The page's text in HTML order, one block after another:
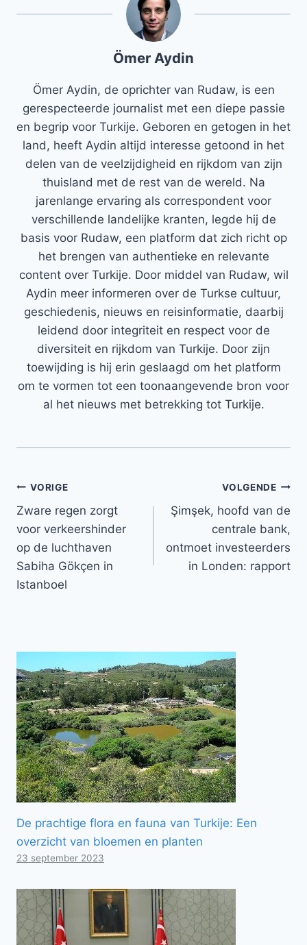
Ömer Aydin
Ömer Aydin, de oprichter van Rudaw, is een
gerespecteerde journalist met een diepe passie
en begrip voor Turkije. Geboren en getogen in het
land, heeft Aydin altijd interesse getoond in het
delen van de veelzijdigheid en rijkdom van zijn
thuisland met de rest van de wereld. Na
jarenlange ervaring als correspondent voor
verschillende landelijke kranten, legde hij de
basis voor Rudaw, een platform dat zich richt op
het brengen van authentieke en relevante
content over Turkije. Door middel van Rudaw, wil
Aydin meer informeren over de Turkse cultuur,
geschiedenis, nieuws en reisinformatie, daarbij
leidend door integriteit en respect voor de
diversiteit en rijkdom van Turkije. Door zijn
toewijding is hij erin geslaagd om het platform
om te vormen tot een toonaangevende bron voor
al het nieuws met betrekking tot Turkije.
Bericht
navigatie
VORIGE
Zware regen zorgt
voor verkeershinder
op de luchthaven
Sabiha Gökçen in
Istanboel
VOLGENDE
Şimşek, hoofd van de
centrale bank,
ontmoet investeerders
in Londen: rapport
De prachtige flora en fauna van Turkije: Een
overzicht van bloemen en planten
23 september 2023